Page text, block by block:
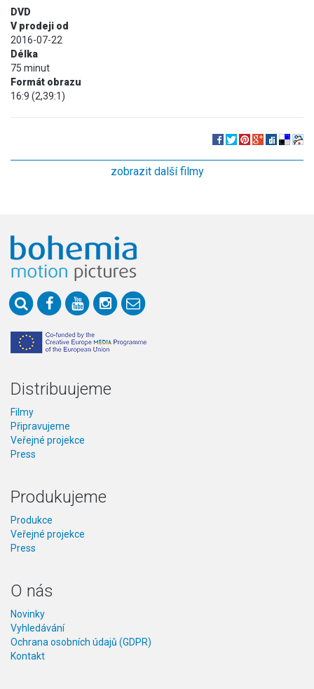
DVD
V prodeji od
2016-07-22
Délka
75 minut
Formát obrazu
16:9 (2,39:1)
zobrazit další filmy
Distribuujeme
Filmy
Připravujeme
Veřejné projekce
Press
Produkujeme
Produkce
Veřejné projekce
Press
O nás
Novinky
Vyhledávání
Ochrana osobních údajů (GDPR)
Kontakt